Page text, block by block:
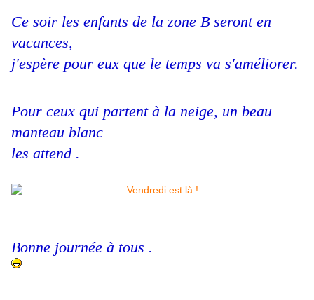
Ce soir les enfants de la zone B seront en
vacances,
j'espère pour eux que le temps va s'améliorer.
Pour ceux qui partent à la neige, un beau
manteau blanc
les attend .
Bonne journée à tous .